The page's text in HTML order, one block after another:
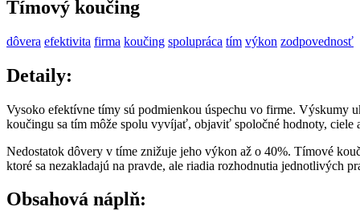
Tímový koučing
dôvera efektivita firma koučing spolupráca tím výkon zodpovednosť
Detaily:
Vysoko efektívne tímy sú podmienkou úspechu vo firme. Výskumy
koučingu sa tím môže spolu vyvíjať, objaviť spoločné hodnoty,
Nedostatok dôvery v tíme znižuje jeho výkon až o 40%. Tímové
ktoré sa nezakladajú na pravde, ale riadia rozhodnutia jednotlivých
Obsahová náplň: